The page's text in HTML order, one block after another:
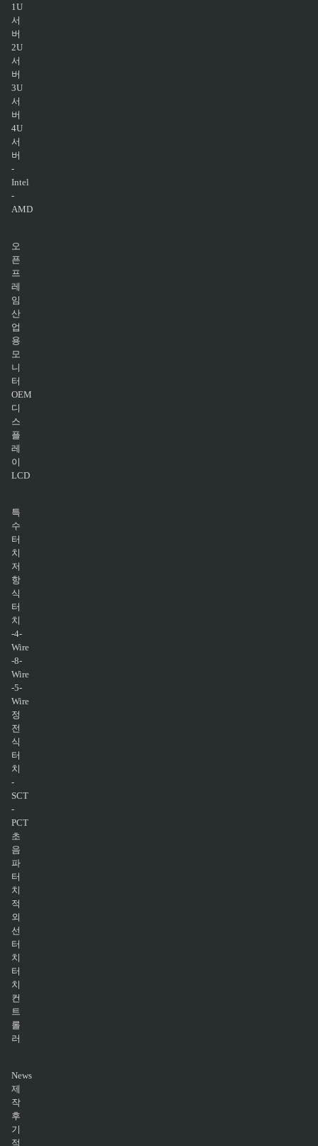
1U
서
버
2U
서
버
3U
서
버
4U
서
버
-
Intel
-
AMD
오
픈
프
레
임
산
업
용
모
니
터
OEM
디
스
플
레
이
LCD
특
수
터
치
저
항
식
터
치
-4-
Wire
-8-
Wire
-5-
Wire
정
전
식
터
치
-
SCT
-
PCT
초
음
파
터
치
적
외
선
터
치
터
치
컨
트
롤
러
News
제
작
후
기
적